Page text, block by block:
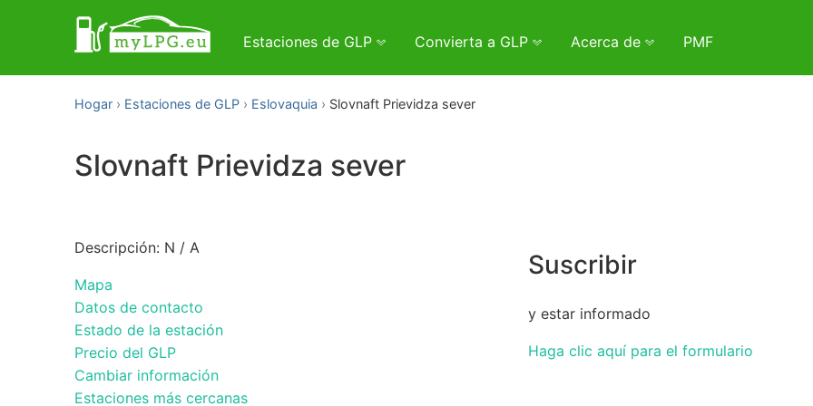
Estaciones de GLP Convierta a GLP Acerca de PMF
Hogar Estaciones de GLP Eslovaquia Slovnaft Prievidza sever
Slovnaft Prievidza sever
Descripción: N / A
Mapa
Datos de contacto
Estado de la estación
Precio del GLP
Cambiar información
Estaciones más cercanas
Suscribir
y estar informado
Haga clic aquí para el formulario